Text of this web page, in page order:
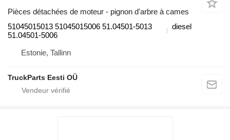
Pièces détachées de moteur - pignon d'arbre à cames
51045015013 51045015006 51.04501-5013
51.04501-5006
diesel
Estonie, Tallinn
TruckParts Eesti OÜ